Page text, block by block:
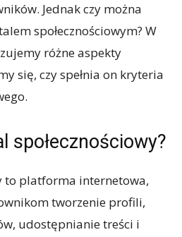
Jednak czy można
społecznościowym? W
różne aspekty
się, czy spełnia on kryteria
społecznościowy?
to platforma internetowa,
tworzenie profili,
udostępnianie treści i